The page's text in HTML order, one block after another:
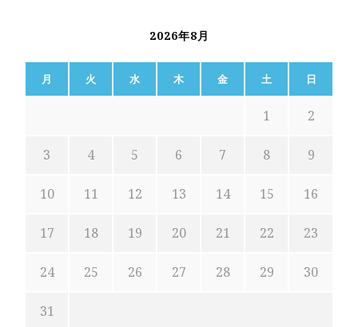
2026年8月
月 火 水 木 金 土 日
1 2
3 4 5 6 7 8 9
10 11 12 13 14 15 16
17 18 19 20 21 22 23
24 25 26 27 28 29 30
31